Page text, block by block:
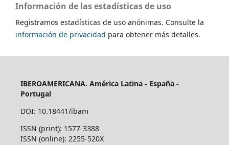
Información de las estadísticas de uso
Registramos estadísticas de uso anónimas. Consulte la
información de privacidad para obtener más detalles.
IBEROAMERICANA. América Latina - España -
Portugal
DOI: 10.18441/ibam
ISSN (print): 1577-3388
ISSN (online): 2255-520X